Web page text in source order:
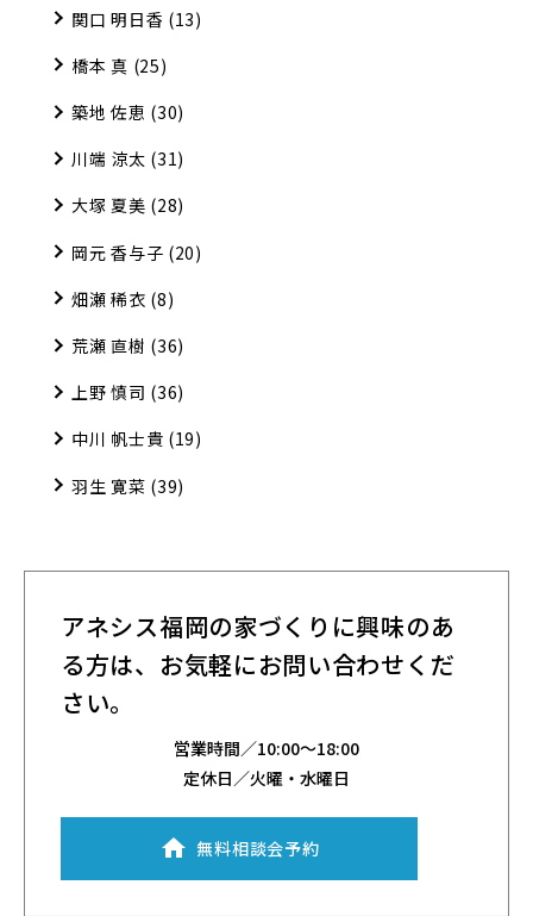
関口 明日香 (13)
橋本 真 (25)
築地 佐恵 (30)
川端 涼太 (31)
大塚 夏美 (28)
岡元 香与子 (20)
畑瀬 稀衣 (8)
荒瀬 直樹 (36)
上野 慎司 (36)
中川 帆士貴 (19)
羽生 寛菜 (39)
アネシス福岡の家づくりに興味のあ
る方は、 お気軽にお問い合わせくだ
さい。
営業時間／10:00～18:00
定休日／火曜・水曜日
無料相談会予約